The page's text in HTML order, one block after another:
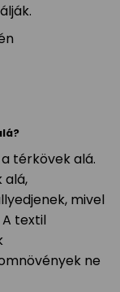
térkövek alá.
alá,
mivel
textil
ne